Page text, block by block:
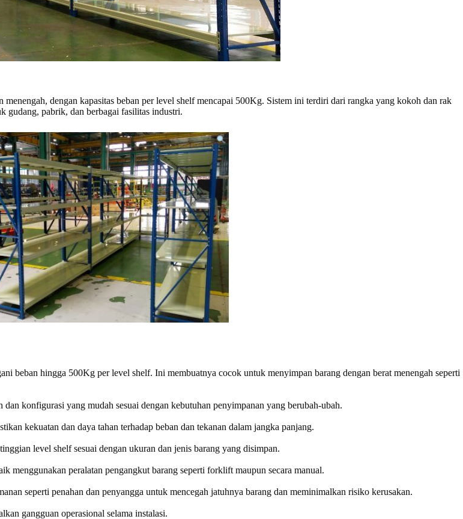
dengan kapasitas beban per level shelf mencapai 500Kg. Sistem ini terdiri dari rangka yang kokoh dan rak
gudang, pabrik, dan berbagai fasilitas industri.
beban hingga 500Kg per level shelf. Ini membuatnya cocok untuk menyimpan barang dengan berat menengah seperti
konfigurasi yang mudah sesuai dengan kebutuhan penyimpanan yang berubah-ubah.
kekuatan dan daya tahan terhadap beban dan tekanan dalam jangka panjang.
level shelf sesuai dengan ukuran dan jenis barang yang disimpan.
menggunakan peralatan pengangkut barang seperti forklift maupun secara manual.
seperti penahan dan penyangga untuk mencegah jatuhnya barang dan meminimalkan risiko kerusakan.
gangguan operasional selama instalasi.